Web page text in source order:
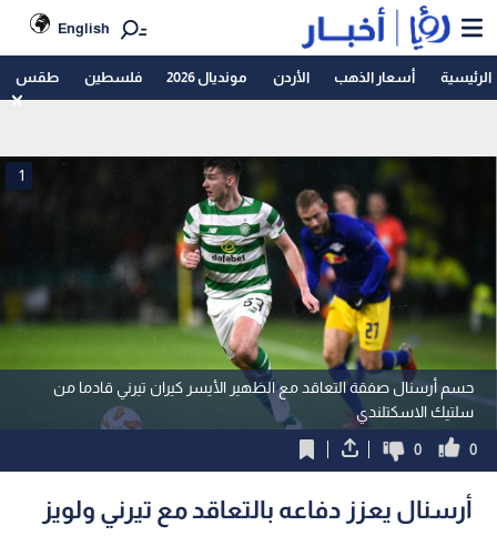
English
الرئيسية أسعار الذهب الأردن مونديال 2026 فلسطين طقس
حسم أرسنال صفقة التعاقد مع الظهير الأيسر كيران تيرني قادما من
سلتيك الاسكتلندي
1
0
0
أرسنال يعزز دفاعه بالتعاقد مع تيرني ولويز